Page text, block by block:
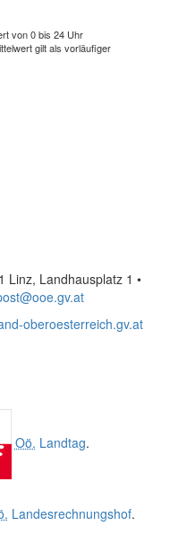
von 0 bis 24 Uhr
gilt als vorläufiger
Linz, Landhausplatz 1 •
oberoesterreich.gv.at
Oö. Landtag.
Landesrechnungshof.